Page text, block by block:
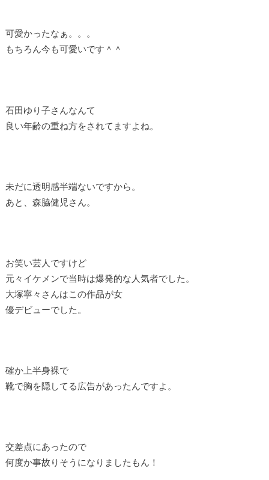
可愛かったなぁ。。。
もちろん今も可愛いです＾＾
石田ゆり子さんなんて
良い年齢の重ね方をされてますよね。
未だに透明感半端ないですから。
あと、森脇健児さん。
お笑い芸人ですけど
元々イケメンで当時は爆発的な人気者でした。
大塚寧々さんはこの作品が女
優デビューでした。
確か上半身裸で
靴で胸を隠してる広告があったんですよ。
交差点にあったので
何度か事故りそうになりましたもん！